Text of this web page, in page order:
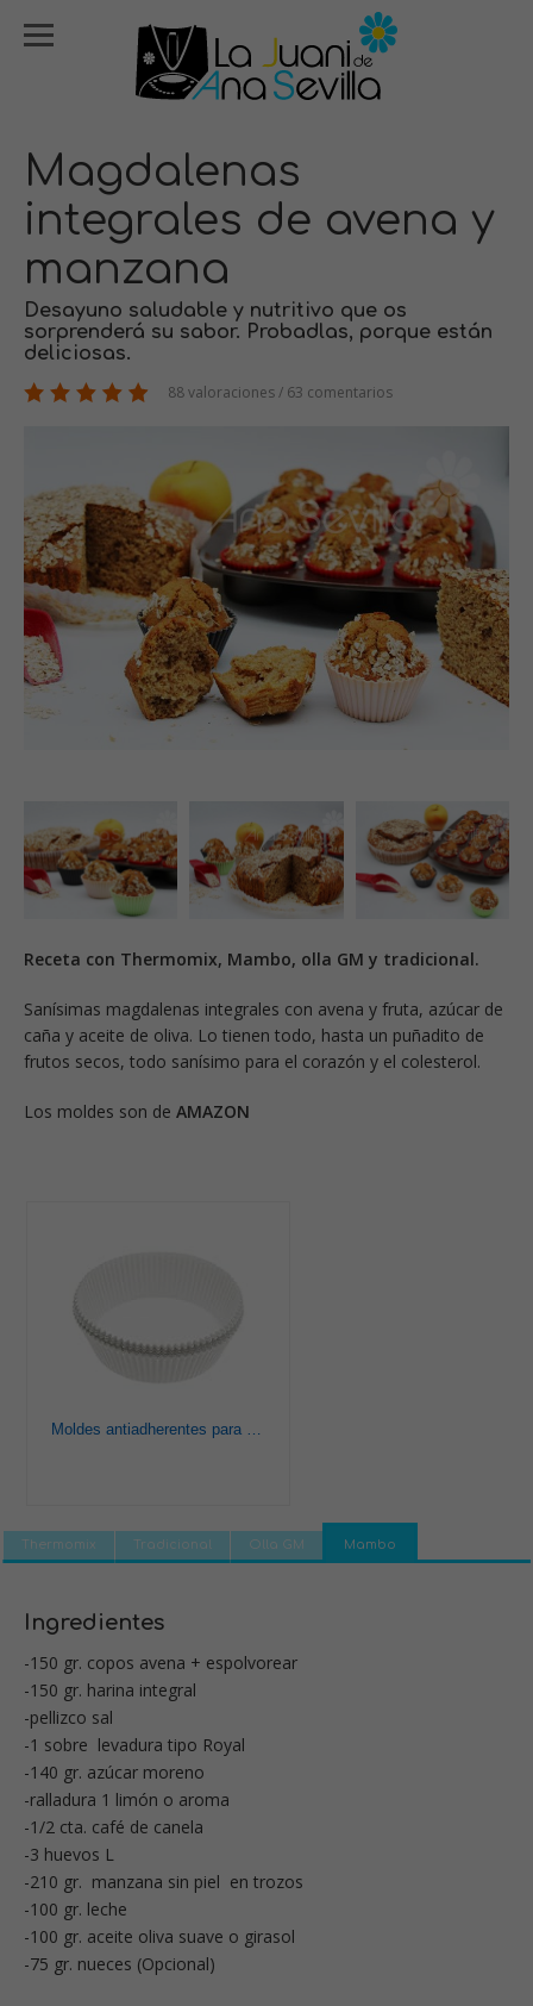
Magdalenas
integrales de avena y
manzana
Desayuno saludable y nutritivo que os
sorprenderá su sabor. Probadlas, porque están
deliciosas.
88 valoraciones / 63 comentarios
Receta con Thermomix, Mambo, olla GM y tradicional.
Sanísimas magdalenas integrales con avena y fruta, azúcar de
caña y aceite de oliva. Lo tienen todo, hasta un puñadito de
frutos secos, todo sanísimo para el corazón y el colesterol.
Los moldes son de AMAZON
Moldes antiadherentes para tartas KitchenCraft KCCL8, redondos, 20 cm, paquete de 40, color blanco
Thermomix Tradicional Olla GM Mambo
Ingredientes
-150 gr. copos avena + espolvorear
-150 gr. harina integral
-pellizco sal
-1 sobre levadura tipo Royal
-140 gr. azúcar moreno
-ralladura 1 limón o aroma
-1/2 cta. café de canela
-3 huevos L
-210 gr. manzana sin piel en trozos
-100 gr. leche
-100 gr. aceite oliva suave o girasol
-75 gr. nueces (Opcional)